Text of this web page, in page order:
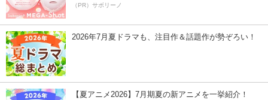
（PR）サボリーノ
2026年7月夏ドラマも、注目作＆話題作が勢ぞろい！
【夏アニメ2026】7月期夏の新アニメを一挙紹介！